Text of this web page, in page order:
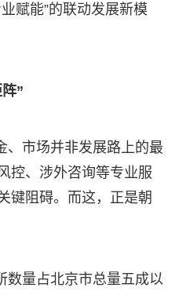
赋能”的联动发展新模
”
、市场并非发展路上的最
控、涉外咨询等专业服
键阻碍。而这，正是朝
数量占北京市总量五成以